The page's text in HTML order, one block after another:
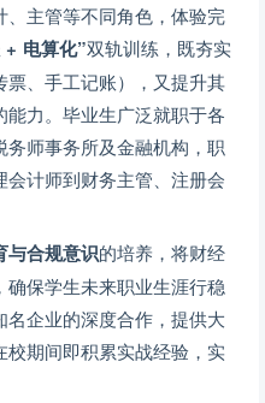
主管等不同角色，体验完
+ 电算化”双轨训练，既夯实
、手工记账），又提升其
力。毕业生广泛就职于各
师事务所及金融机构，职
计师到财务主管、注册会
与合规意识的培养，将财经
保学生未来职业生涯行稳
企业的深度合作，提供大
期间即积累实战经验，实